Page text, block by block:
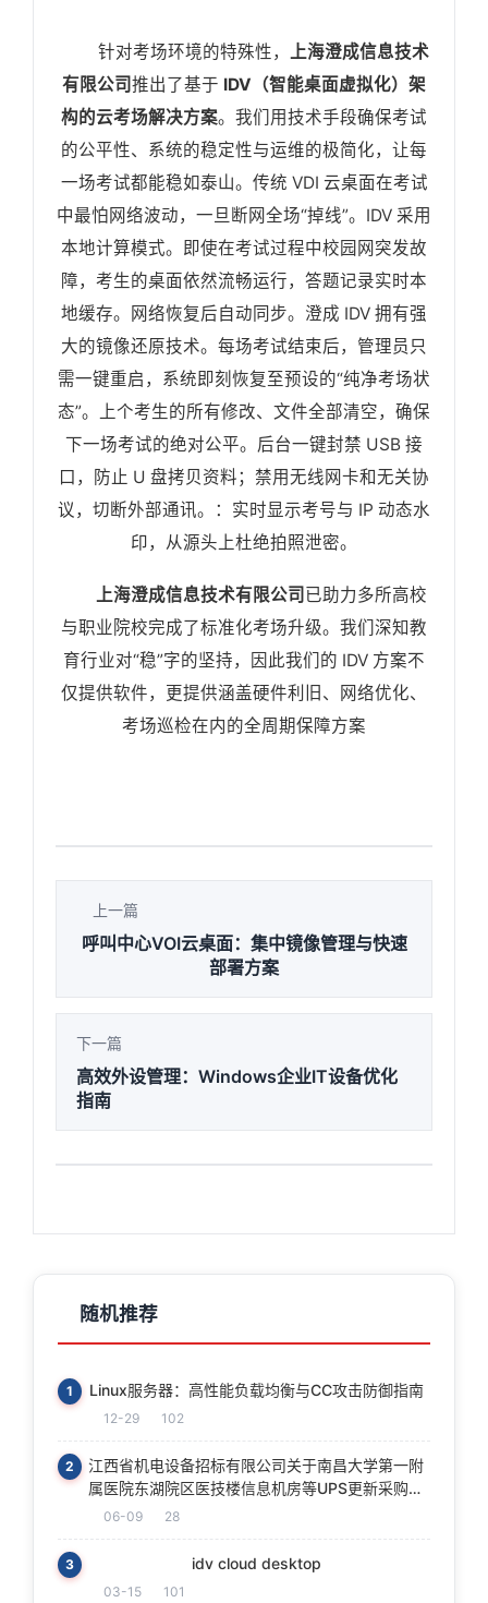
针对考场环境的特殊性，
上海澄成信息技术
有限公司推出了基于 IDV（智能桌面虚拟化）架
构的云考场解决方案。我们用技术手段确保考试
的公平性、系统的稳定性与运维的极简化，让每
一场考试都能稳如泰山。传统 VDI 云桌面在考试
中最怕网络波动，一旦断网全场“掉线”。IDV 采用
本地计算模式。即使在考试过程中校园网突发故
障，考生的桌面依然流畅运行，答题记录实时本
地缓存。网络恢复后自动同步。澄成 IDV 拥有强
大的镜像还原技术。每场考试结束后，管理员只
需一键重启，系统即刻恢复至预设的“纯净考场状
态”。上个考生的所有修改、文件全部清空，确保
下一场考试的绝对公平。后台一键封禁 USB 接
口，防止 U 盘拷贝资料；禁用无线网卡和无关协
议，切断外部通讯。：实时显示考号与 IP 动态水
印，从源头上杜绝拍照泄密。
上海澄成信息技术有限公司 已助力多所高校
与职业院校完成了标准化考场升级。我们深知教
育行业对“稳”字的坚持，因此我们的 IDV 方案不
仅提供软件，更提供涵盖硬件利旧、网络优化、
考场巡检在内的全周期保障方案
上一篇
呼叫中心VOI云桌面：集中镜像管理与快速
部署方案
下一篇
高效外设管理：Windows企业IT设备优化
指南
随机推荐
1 Linux服务器：高性能负载均衡与CC攻击防御指南
12-29 102
2
江西省机电设备招标有限公司关于南昌大学第一附
属医院东湖院区医技楼信息机房等UPS更新采购项
目（项目编号： JXTC2026040220）结果公告
06-09 28
3 idv cloud desktop
03-15 101